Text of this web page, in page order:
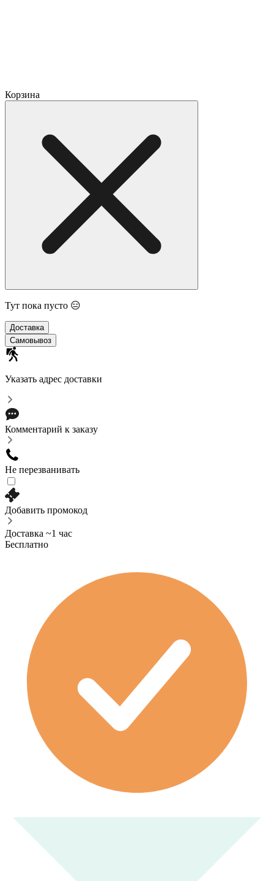
Корзина
Тут пока пусто 😑
Доставка
Самовывоз
Указать адрес доставки
Комментарий к заказу
Не перезванивать
Добавить промокод
Доставка ~1 час
Бесплатно